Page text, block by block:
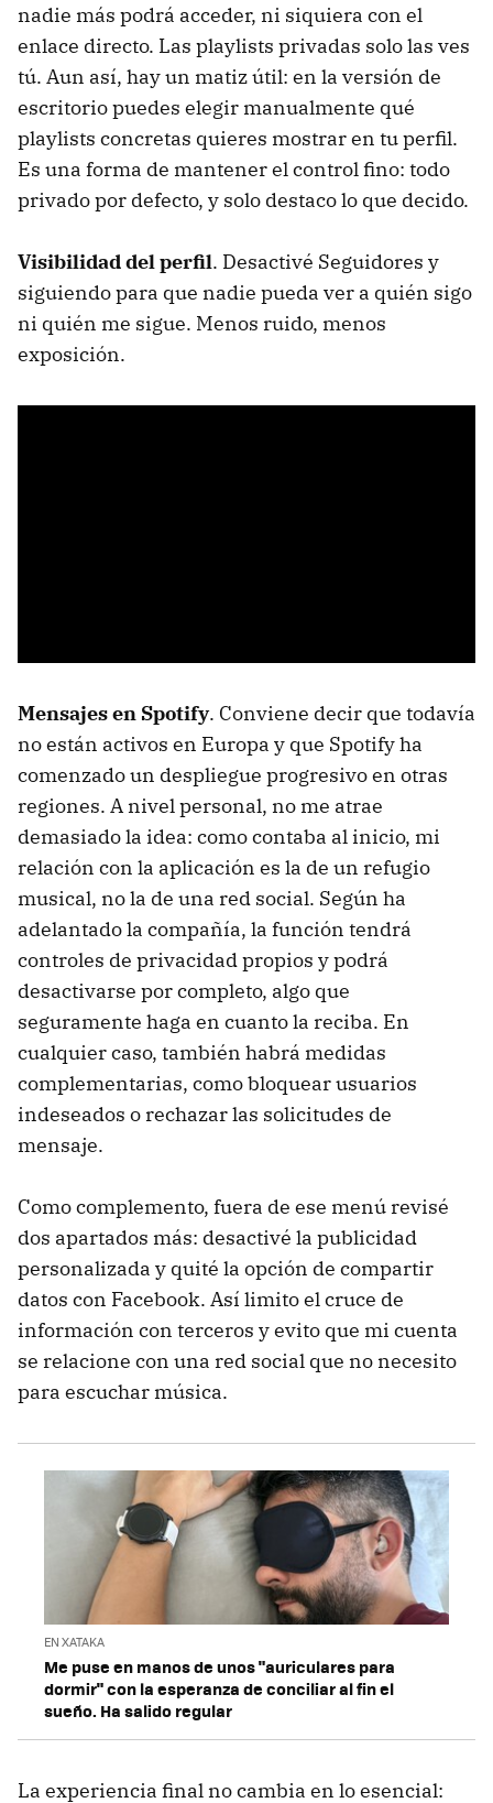
nadie más podrá acceder, ni siquiera con el
enlace directo. Las playlists privadas solo las ves
tú. Aun así, hay un matiz útil: en la versión de
escritorio puedes elegir manualmente qué
playlists concretas quieres mostrar en tu perfil.
Es una forma de mantener el control fino: todo
privado por defecto, y solo destaco lo que decido.
Visibilidad del perfil. Desactivé Seguidores y
siguiendo para que nadie pueda ver a quién sigo
ni quién me sigue. Menos ruido, menos
exposición.
Mensajes en Spotify. Conviene decir que todavía
no están activos en Europa y que Spotify ha
comenzado un despliegue progresivo en otras
regiones. A nivel personal, no me atrae
demasiado la idea: como contaba al inicio, mi
relación con la aplicación es la de un refugio
musical, no la de una red social. Según ha
adelantado la compañía, la función tendrá
controles de privacidad propios y podrá
desactivarse por completo, algo que
seguramente haga en cuanto la reciba. En
cualquier caso, también habrá medidas
complementarias, como bloquear usuarios
indeseados o rechazar las solicitudes de
mensaje.
Como complemento, fuera de ese menú revisé
dos apartados más: desactivé la publicidad
personalizada y quité la opción de compartir
datos con Facebook. Así limito el cruce de
información con terceros y evito que mi cuenta
se relacione con una red social que no necesito
para escuchar música.
EN XATAKA
Me puse en manos de unos "auriculares para
dormir" con la esperanza de conciliar al fin el
sueño. Ha salido regular
La experiencia final no cambia en lo esencial: